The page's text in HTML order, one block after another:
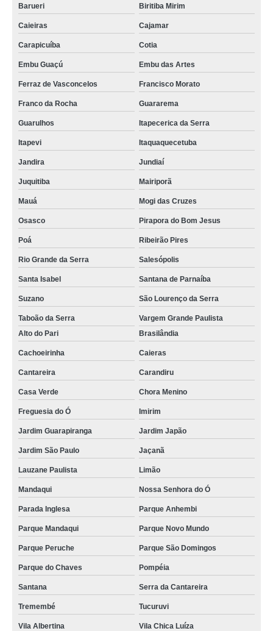
Barueri Biritiba Mirim
Caieiras Cajamar
Carapicuíba Cotia
Embu Guaçú Embu das Artes
Ferraz de Vasconcelos Francisco Morato
Franco da Rocha Guararema
Guarulhos Itapecerica da Serra
Itapevi Itaquaquecetuba
Jandira Jundiaí
Juquitiba Mairiporã
Mauá Mogi das Cruzes
Osasco Pirapora do Bom Jesus
Poá Ribeirão Pires
Rio Grande da Serra Salesópolis
Santa Isabel Santana de Parnaíba
Suzano São Lourenço da Serra
Taboão da Serra
Vargem Grande Paulista
Alto do Pari
Brasilândia
Cachoeirinha Caieras
Cantareira Carandiru
Casa Verde Chora Menino
Freguesia do Ó Imirim
Jardim Guarapiranga Jardim Japão
Jardim São Paulo Jaçanã
Lauzane Paulista Limão
Mandaqui Nossa Senhora do Ó
Parada Inglesa Parque Anhembi
Parque Mandaqui Parque Novo Mundo
Parque Peruche Parque São Domingos
Parque do Chaves Pompéia
Santana Serra da Cantareira
Tremembé Tucuruvi
Vila Albertina Vila Chica Luíza